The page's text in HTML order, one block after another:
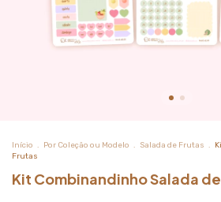
Início . Por Coleção ou Modelo . Salada de Frutas .
Frutas
Kit Combinandinho Salada